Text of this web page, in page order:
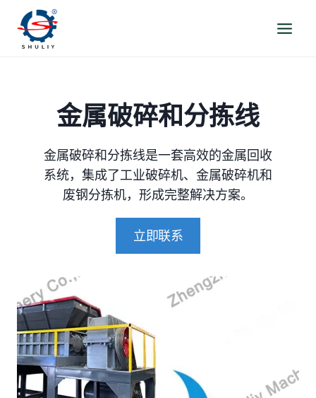
金属破碎和分拣线
金属破碎和分拣线是一套高效的金属回收
系统，集成了工业破碎机、金属破碎机和
废钢分拣机，形成完整解决方案。
立即联系